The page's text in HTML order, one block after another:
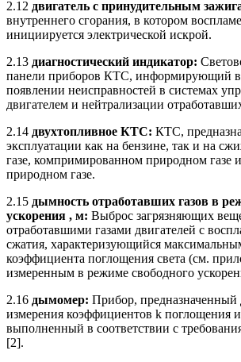
2.12 двигатель с принудительным
внутреннего сгорания, в котором
инициируется электрической искрой.
2.13 диагностический индикатор:
панели приборов КТС, информирующий
появлении неисправностей в системах
двигателем и нейтрализации
2.14 двухтопливное КТС: КТС,
эксплуатации как на бензине, так и на
газе, компримированном природном
природном газе.
2.15 дымность отработавших газов в
ускорения , м: Выброс загрязняющих
отработавшими газами двигателей с
сжатия, характеризующийся
коэффициента поглощения света (см.
измеренным в режиме свободного
2.16 дымомер: Прибор, предназначенный
измерения коэффициентов k поглощения и
выполненный в соответствии с
[2].